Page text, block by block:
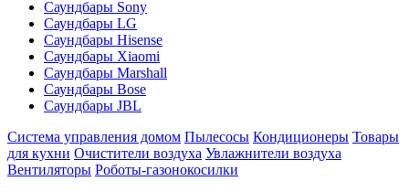
Саундбары Sony
Саундбары LG
Саундбары Hisense
Саундбары Xiaomi
Саундбары Marshall
Саундбары Bose
Саундбары JBL
Система управления домом Пылесосы Кондиционеры Товары
для кухни Очистители воздуха Увлажнители воздуха
Вентиляторы Роботы-газонокосилки